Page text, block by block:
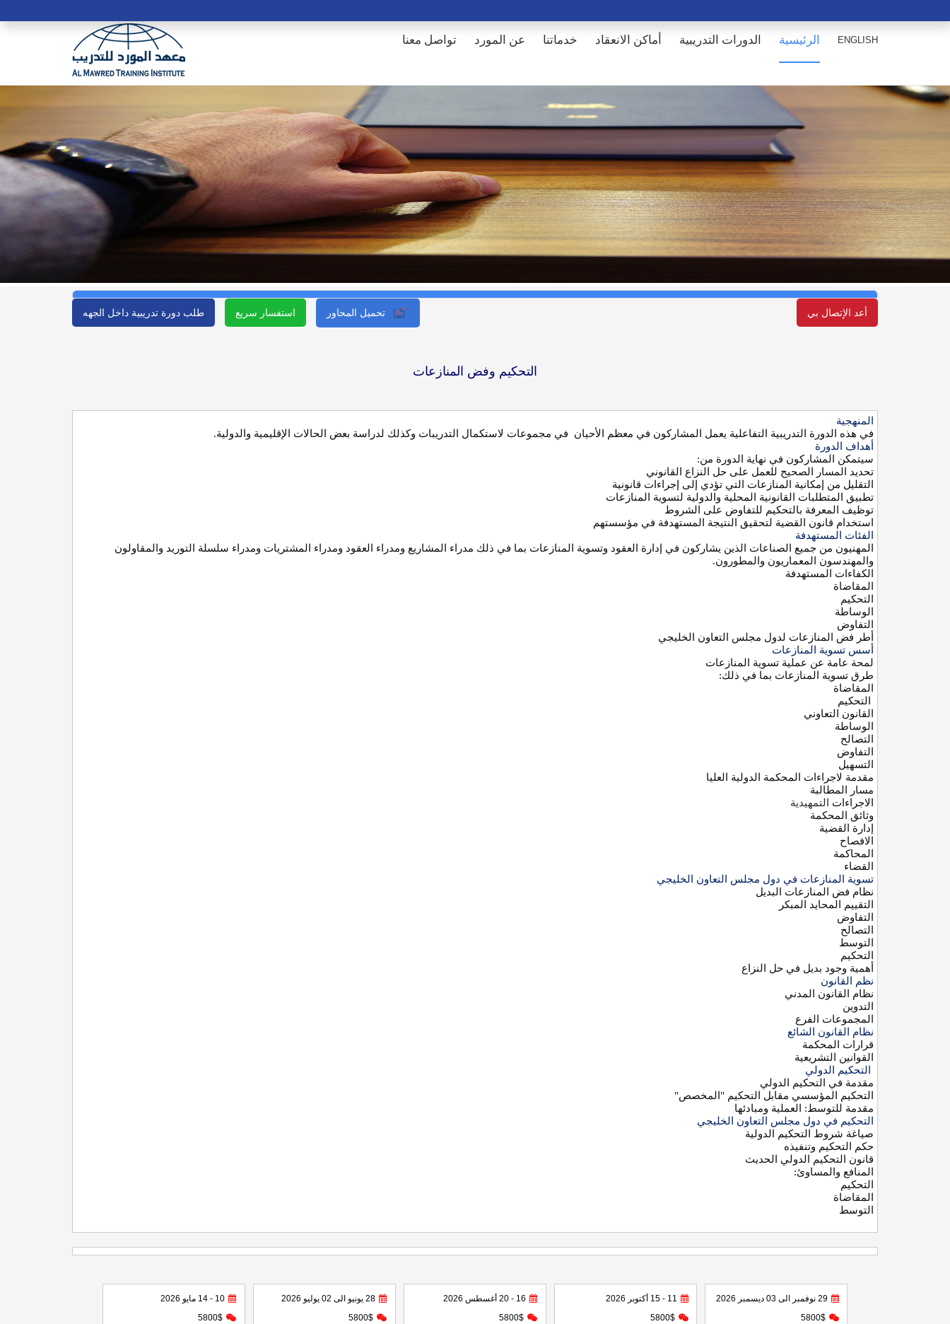
تواصل معنا عن المورد خدماتنا أماكن الانعقاد الدورات التدريبية الرئيسية ENGLISH
طلب دورة تدريبية داخل الجهه استفسار سريع أعد الإتصال بي
التحكيم وفض المنازعات
المنهجية
في هذه الدورة التدريبية التفاعلية يعمل المشاركون في معظم الأحيان في مجموعات لاستكمال التدريبات وكذلك لدراسة بعض الحالات الإقليمية والدولية.
أهداف الدورة
سيتمكن المشاركون في نهاية الدورة من:
تحديد المسار الصحيح للعمل على حل النزاع القانوني
التقليل من إمكانية المنازعات التي تؤدي إلى إجراءات قانونية
تطبيق المتطلبات القانونية المحلية والدولية لتسوية المنازعات
توظيف المعرفة بالتحكيم للتفاوض على الشروط
استخدام قانون القضية لتحقيق النتيجة المستهدفة في مؤسستهم
الفئات المستهدفة
المهنيون من جميع الصناعات الذين يشاركون في إدارة العقود وتسوية المنازعات بما في ذلك مدراء المشاريع ومدراء العقود ومدراء المشتريات ومدراء سلسلة التوريد والمقاولون
والمهندسون المعماريون والمطورون.
الكفاءات المستهدفة
المقاضاة
التحكيم
الوساطة
التفاوض
أطر فض المنازعات لدول مجلس التعاون الخليجي
أسس تسوية المنازعات
لمحة عامة عن عملية تسوية المنازعات
طرق تسوية المنازعات بما في ذلك:
المقاضاة
التحكيم
القانون التعاوني
الوساطة
التصالح
التفاوض
التسهيل
مقدمة لاجراءات المحكمة الدولية العليا
مسار المطالبة
الاجراءات التمهيدية
وثائق المحكمة
إدارة القضية
الافصاح
المحاكمة
القضاء
تسوية المنازعات في دول مجلس التعاون الخليجي
نظام فض المنازعات البديل
التقييم المحايد المبكر
التفاوض
التصالح
التوسط
التحكيم
أهمية وجود بديل في حل النزاع
نظم القانون
نظام القانون المدني
التدوين
المجموعات الفرع
نظام القانون الشائع
قرارات المحكمة
القوانين التشريعية
التحكيم الدولي
مقدمة في التحكيم الدولي
التحكيم المؤسسي مقابل التحكيم "المخصص"
مقدمة للتوسط: العملية ومبادئها
التحكيم في دول مجلس التعاون الخليجي
صياغة شروط التحكيم الدولية
حكم التحكيم وتنفيذه
قانون التحكيم الدولي الحديث
المنافع والمساوئ:
التحكيم
المقاضاة
التوسط
10 - 14 مايو 2026
5800$
28 يونيو الى 02 يوليو 2026
5800$
16 - 20 أغسطس 2026
5800$
11 - 15 أكتوبر 2026
5800$
29 نوفمبر الى 03 ديسمبر 2026
5800$